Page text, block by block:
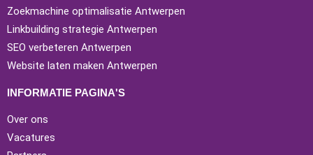
Zoekmachine optimalisatie Antwerpen
Linkbuilding strategie Antwerpen
SEO verbeteren Antwerpen
Website laten maken Antwerpen
INFORMATIE PAGINA'S
Over ons
Vacatures